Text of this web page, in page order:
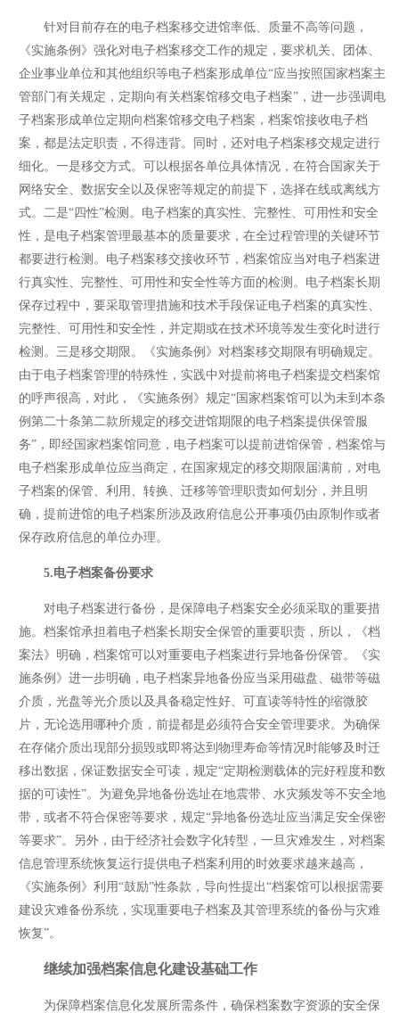
针对目前存在的电子档案移交进馆率低、质量不高等问题，
《实施条例》强化对电子档案移交工作的规定，要求机关、团体、
企业事业单位和其他组织等电子档案形成单位“应当按照国家档案主
管部门有关规定，定期向有关档案馆移交电子档案”，进一步强调电
子档案形成单位定期向档案馆移交电子档案，档案馆接收电子档
案，都是法定职责，不得违背。同时，还对电子档案移交规定进行
细化。一是移交方式。可以根据各单位具体情况，在符合国家关于
网络安全、数据安全以及保密等规定的前提下，选择在线或离线方
式。二是“四性”检测。电子档案的真实性、完整性、可用性和安全
性，是电子档案管理最基本的质量要求，在全过程管理的关键环节
都要进行检测。电子档案移交接收环节，档案馆应当对电子档案进
行真实性、完整性、可用性和安全性等方面的检测。电子档案长期
保存过程中，要采取管理措施和技术手段保证电子档案的真实性、
完整性、可用性和安全性，并定期或在技术环境等发生变化时进行
检测。三是移交期限。《实施条例》对档案移交期限有明确规定。
由于电子档案管理的特殊性，实践中对提前将电子档案提交档案馆
的呼声很高，对此，《实施条例》规定“国家档案馆可以为未到本条
例第二十条第二款所规定的移交进馆期限的电子档案提供保管服
务”，即经国家档案馆同意，电子档案可以提前进馆保管，档案馆与
电子档案形成单位应当商定，在国家规定的移交期限届满前，对电
子档案的保管、利用、转换、迁移等管理职责如何划分，并且明
确，提前进馆的电子档案所涉及政府信息公开事项仍由原制作或者
保存政府信息的单位办理。
5.电子档案备份要求
对电子档案进行备份，是保障电子档案安全必须采取的重要措
施。档案馆承担着电子档案长期安全保管的重要职责，所以，《档
案法》明确，档案馆可以对重要电子档案进行异地备份保管。《实
施条例》进一步明确，电子档案异地备份应当采用磁盘、磁带等磁
介质，光盘等光介质以及具备稳定性好、可直读等特性的缩微胶
片，无论选用哪种介质，前提都是必须符合安全管理要求。为确保
在存储介质出现部分损毁或即将达到物理寿命等情况时能够及时迁
移出数据，保证数据安全可读，规定“定期检测载体的完好程度和数
据的可读性”。为避免异地备份选址在地震带、水灾频发等不安全地
带，或者不符合保密等要求，规定“异地备份选址应当满足安全保密
等要求”。另外，由于经济社会数字化转型，一旦灾难发生，对档案
信息管理系统恢复运行提供电子档案利用的时效要求越来越高，
《实施条例》利用“鼓励”性条款，导向性提出“档案馆可以根据需要
建设灾难备份系统，实现重要电子档案及其管理系统的备份与灾难
恢复”。
继续加强档案信息化建设基础工作
为保障档案信息化发展所需条件，确保档案数字资源的安全保